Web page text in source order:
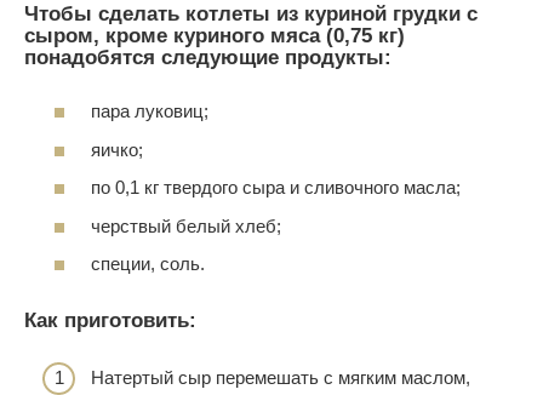
Чтобы сделать котлеты из куриной грудки с
сыром, кроме куриного мяса (0,75 кг)
понадобятся следующие продукты:
пара луковиц;
яичко;
по 0,1 кг твердого сыра и сливочного масла;
черствый белый хлеб;
специи, соль.
Как приготовить:
Натертый сыр перемешать с мягким маслом,